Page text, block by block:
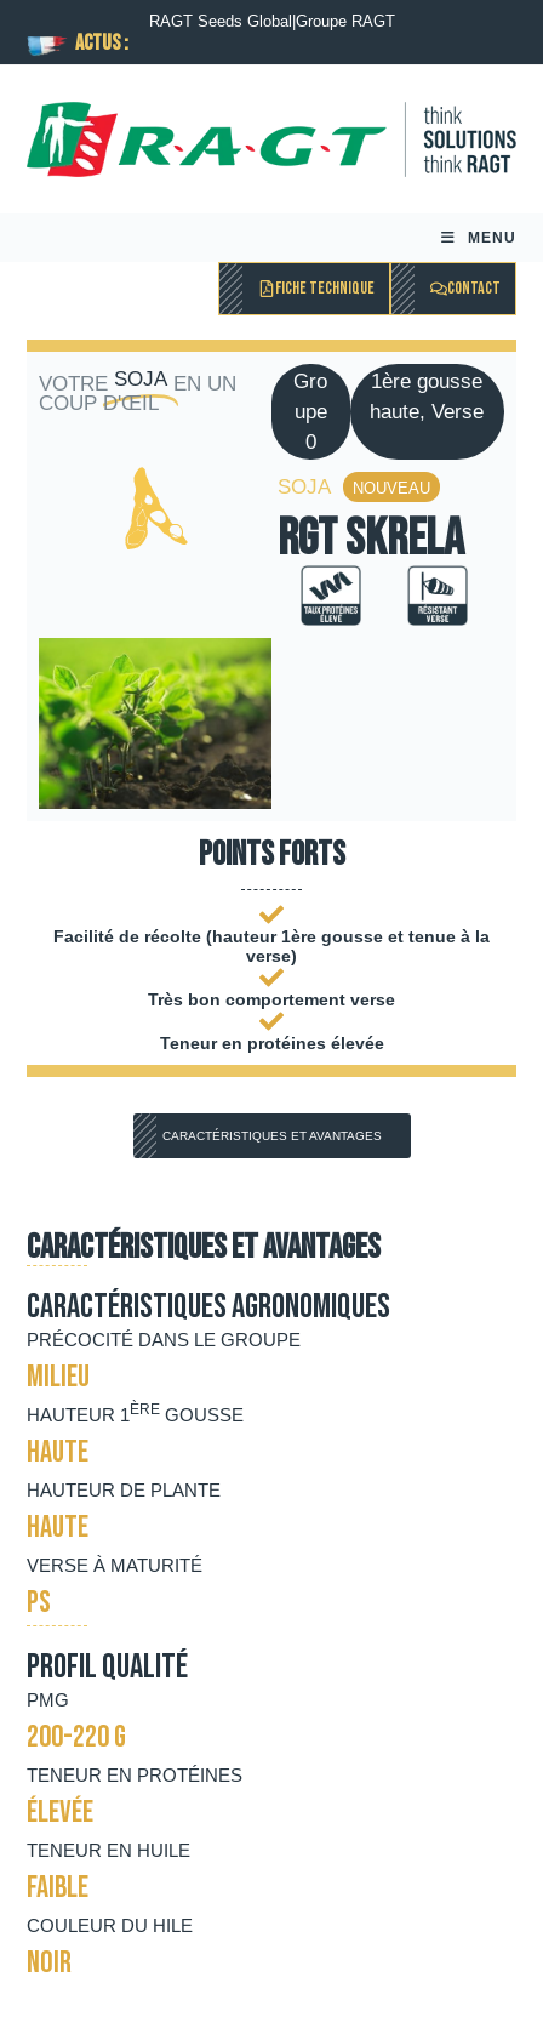
ACTUS :
RAGT Seeds Global Groupe RAGT
MENU
FICHE TECHNIQUE CONTACT
VOTRE SOJA EN UN
COUP D'ŒIL
Gro
upe
0
1ère gousse
haute, Verse
SOJA NOUVEAU
RGT SKRELA
Points forts
Facilité de récolte (hauteur 1ère gousse et tenue à la
verse)
Très bon comportement verse
Teneur en protéines élevée
CARACTÉRISTIQUES ET AVANTAGES
Caractéristiques et Avantages
Caractéristiques agronomiques
PRÉCOCITÉ DANS LE GROUPE
MILIEU
HAUTEUR 1 ÈRE GOUSSE
HAUTE
HAUTEUR DE PLANTE
HAUTE
VERSE À MATURITÉ
PS
Profil qualité
PMG
200-220 G
TENEUR EN PROTÉINES
ÉLEVÉE
TENEUR EN HUILE
FAIBLE
COULEUR DU HILE
NOIR